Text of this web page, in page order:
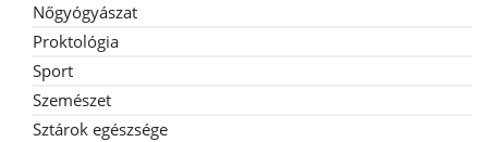
Nőgyógyászat
Proktológia
Sport
Szemészet
Sztárok egészsége